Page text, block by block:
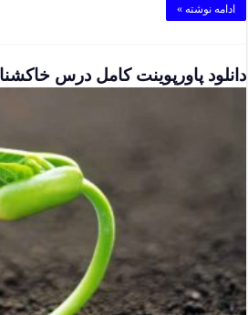
ادامه نوشته »
دانلود پاورپوینت کامل درس